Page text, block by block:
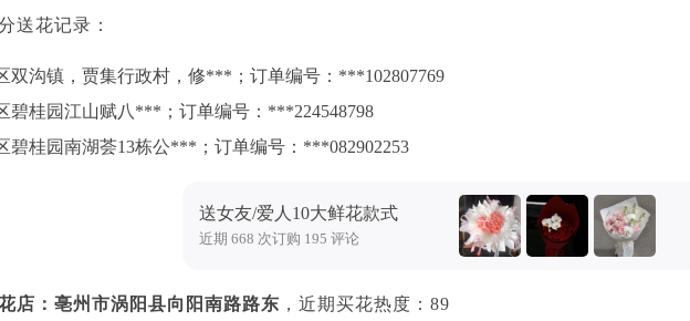
送花记录：
双沟镇，贾集行政村，修***；订单编号：***102807769
碧桂园江山赋八***；订单编号：***224548798
碧桂园南湖荟13栋公***；订单编号：***082902253
送女友/爱人10大鲜花款式
近期 668 次订购 195 评论
店：亳州市涡阳县向阳南路路东 ，近期买花热度：89